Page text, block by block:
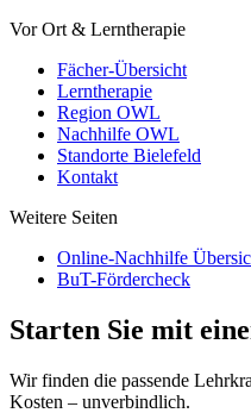
Vor Ort & Lerntherapie
Fächer-Übersicht
Lerntherapie
Region OWL
Nachhilfe OWL
Standorte Bielefeld
Kontakt
Weitere Seiten
Online-Nachhilfe
BuT-Fördercheck
Starten Sie mit
Wir finden die passende
Kosten – unverbindlich.